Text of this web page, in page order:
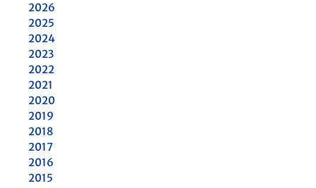
2026
2025
2024
2023
2022
2021
2020
2019
2018
2017
2016
2015